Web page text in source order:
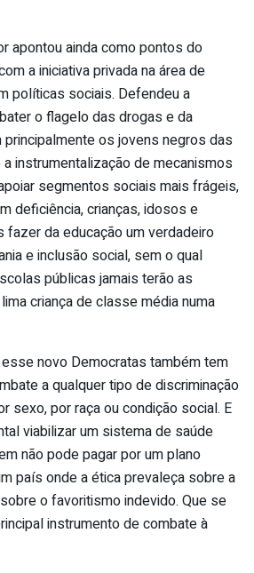
apontou ainda como pontos do
a iniciativa privada na área de
políticas sociais. Defendeu a
o flagelo das drogas e da
principalmente os jovens negros das
instrumentalização de mecanismos
segmentos sociais mais frágeis,
deficiência, crianças, idosos e
fazer da educação um verdadeiro
e inclusão social, sem o qual
públicas jamais terão as
criança de classe média numa
novo Democratas também tem
a qualquer tipo de discriminação
sexo, por raça ou condição social. E
viabilizar um sistema de saúde
não pode pagar por um plano
país onde a ética prevaleça sobre a
o favoritismo indevido. Que se
instrumento de combate à